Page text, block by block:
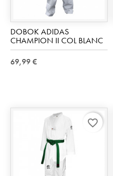
DOBOK ADIDAS
CHAMPION II COL BLANC
69,99 €
favorite_border